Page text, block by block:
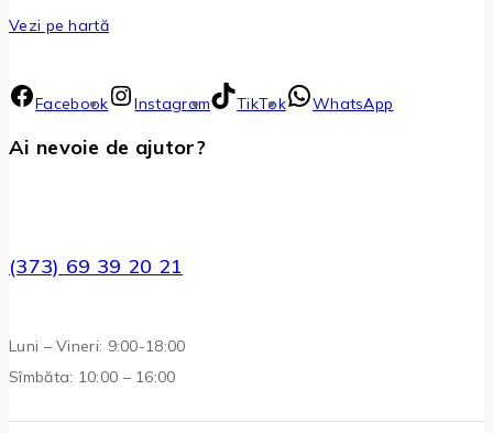
Vezi pe hartă
Facebook Instagram TikTok WhatsApp
Ai nevoie de ajutor?
(373) 69 39 20 21
Luni – Vineri: 9:00-18:00
Sîmbăta: 10:00 – 16:00